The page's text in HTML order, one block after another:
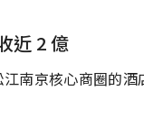
近 2 億
南京核心商圈的